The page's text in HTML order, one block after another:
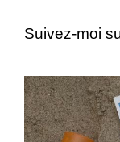
Suivez-moi